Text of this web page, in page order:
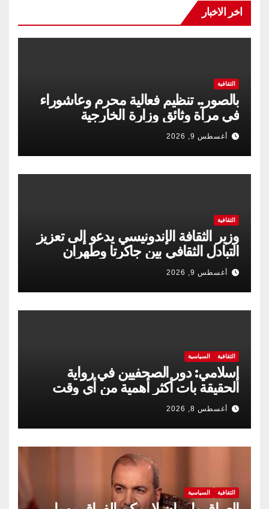
اخر الاخبار
الثقافية
بالصور.. تنظيم فعالية محرم وعاشوراء
في مرآة وثائق وزارة الخارجية
أغسطس 9, 2026
الثقافية
وزير الثقافة الإندونيسي يدعو إلى تعزيز
التبادل الثقافي بين جاكرتا وطهران
أغسطس 9, 2026
الثقافية السياسية
إسلامي: دور الصحفيين في رواية
الحقيقة بات أكثر أهمية من أي وقت
مضى
أغسطس 8, 2026
الثقافية السياسية